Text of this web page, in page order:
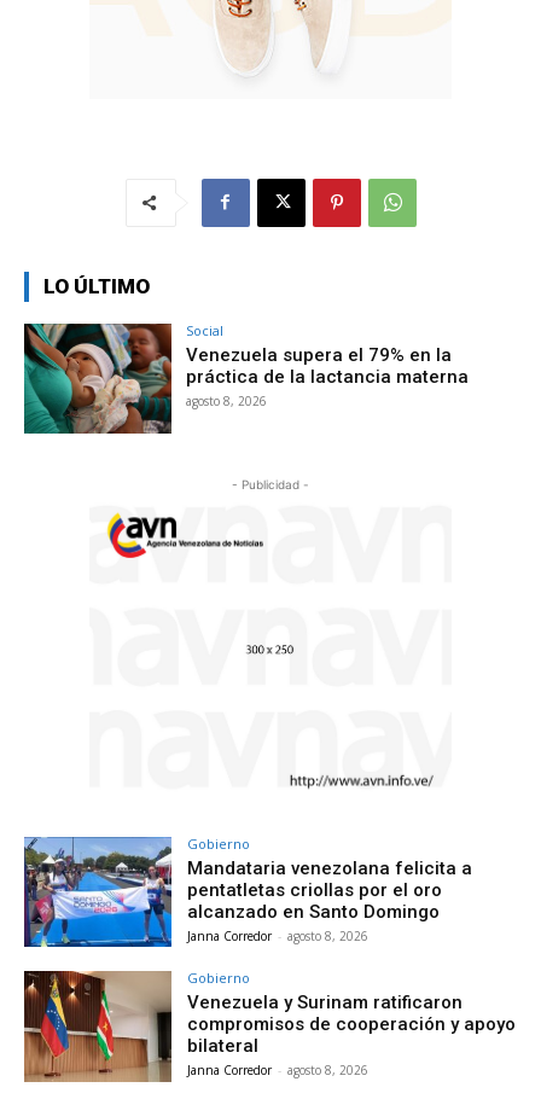
LO ÚLTIMO
Social
Venezuela supera el 79% en la
práctica de la lactancia materna
agosto 8, 2026
- Publicidad -
Gobierno
Mandataria venezolana felicita a
pentatletas criollas por el oro
alcanzado en Santo Domingo
Janna Corredor - agosto 8, 2026
Gobierno
Venezuela y Surinam ratificaron
compromisos de cooperación y apoyo
bilateral
Janna Corredor - agosto 8, 2026